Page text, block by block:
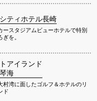
ティホテル長崎
ースタジアムビューホテルで特別
を。
アイランド
海
村湾に面したゴルフ＆ホテルのリ
ド